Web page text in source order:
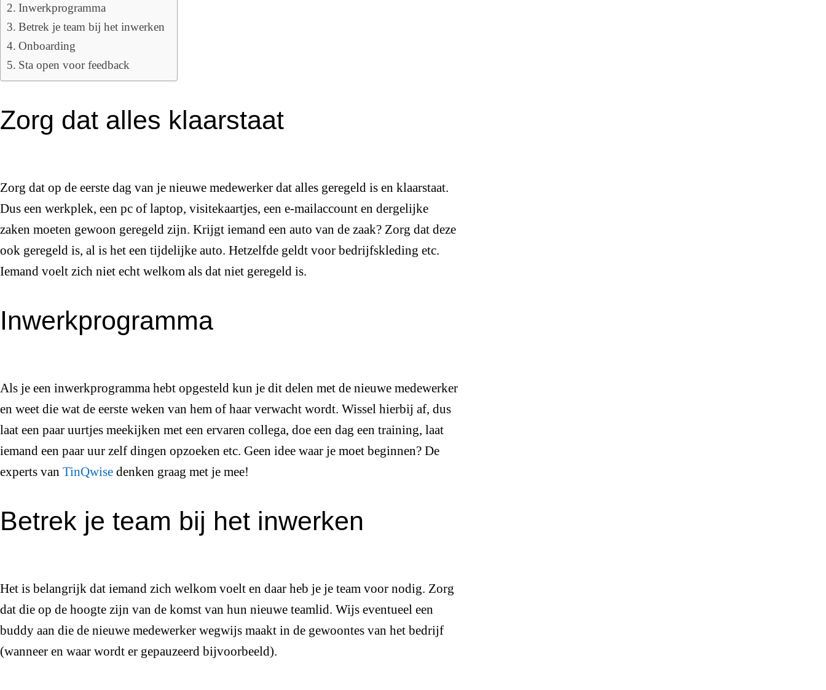
Inwerkprogramma
Betrek je team bij het inwerken
Onboarding
Sta open voor feedback
Zorg dat alles klaarstaat
Zorg dat op de eerste dag van je nieuwe medewerker dat alles geregeld is en klaarstaat.
Dus een werkplek, een pc of laptop, visitekaartjes, een e-mailaccount en dergelijke
zaken moeten gewoon geregeld zijn. Krijgt iemand een auto van de zaak? Zorg dat deze
ook geregeld is, al is het een tijdelijke auto. Hetzelfde geldt voor bedrijfskleding etc.
Iemand voelt zich niet echt welkom als dat niet geregeld is.
Inwerkprogramma
Als je een inwerkprogramma hebt opgesteld kun je dit delen met de nieuwe medewerker
en weet die wat de eerste weken van hem of haar verwacht wordt. Wissel hierbij af, dus
laat een paar uurtjes meekijken met een ervaren collega, doe een dag een training, laat
iemand een paar uur zelf dingen opzoeken etc. Geen idee waar je moet beginnen? De
experts van TinQwise denken graag met je mee!
Betrek je team bij het inwerken
Het is belangrijk dat iemand zich welkom voelt en daar heb je je team voor nodig. Zorg
dat die op de hoogte zijn van de komst van hun nieuwe teamlid. Wijs eventueel een
buddy aan die de nieuwe medewerker wegwijs maakt in de gewoontes van het bedrijf
(wanneer en waar wordt er gepauzeerd bijvoorbeeld).